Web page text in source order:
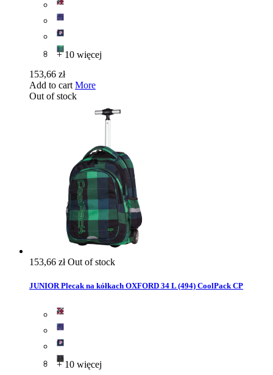
+ 10 więcej
153,66 zł
Add to cart More
Out of stock
153,66 złOut of stock
JUNIOR Plecak na kółkach OXFORD 34 L (494) CoolPack CP
+ 10 więcej